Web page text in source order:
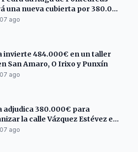
una nueva cubierta por 380.000
07 ago
invierte 484.000€ en un taller
San Amaro, O Irixo y Punxín
07 ago
adjudica 380.000€ para
la calle Vázquez Estévez en
07 ago